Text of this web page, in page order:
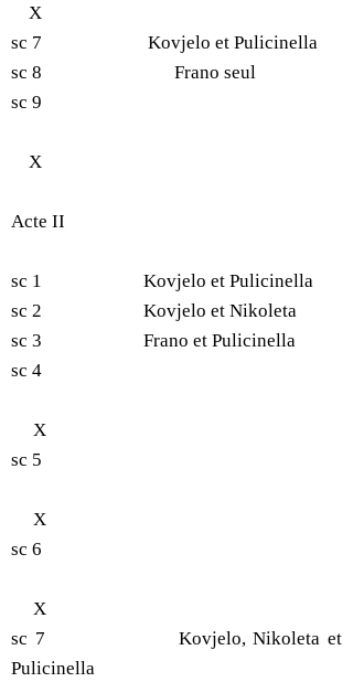
X
sc 7 Kovjelo et Pulicinella
sc 8 Frano seul
sc 9
X
Acte II
sc 1 Kovjelo et Pulicinella
sc 2 Kovjelo et Nikoleta
sc 3 Frano et Pulicinella
sc 4
X
sc 5
X
sc 6
X
sc 7 Kovjelo, Nikoleta et
Pulicinella